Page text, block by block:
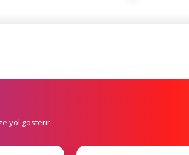
yol gösterir.